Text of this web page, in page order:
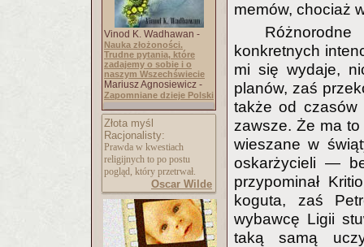
Vinod K. Wadhawan -
Nauka złożoności.
Trudne pytania, które
zadajemy o sobie i o
naszym Wszechświecie
Mariusz Agnosiewicz -
Zapomniane dzieje Polski
Złota myśl
Racjonalisty:
Prawda w kwestiach
religijnych to po postu
pogląd, który przetrwał.
Oscar Wilde
memów, chociaż
konkretnych
mi się wydaje,
planów, zaś
także od czasów
zawsze. Że ma
wieszane w
oskarżycieli —
przypominał
koguta, zaś
wybawcę Ligii
taką samą